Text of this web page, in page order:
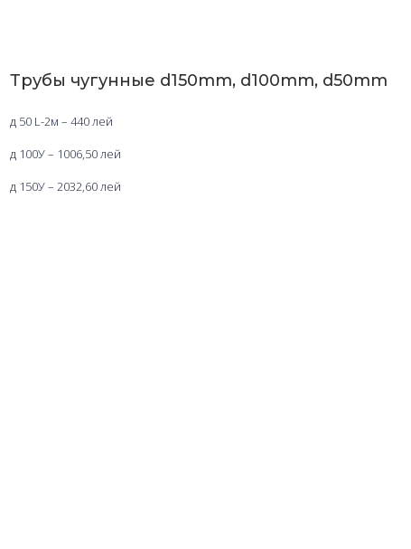
Трубы чугунные d150mm, d100mm, d50mm
д 50 L-2м – 440 лей
д 100У – 1006,50 лей
д 150У – 2032,60 лей